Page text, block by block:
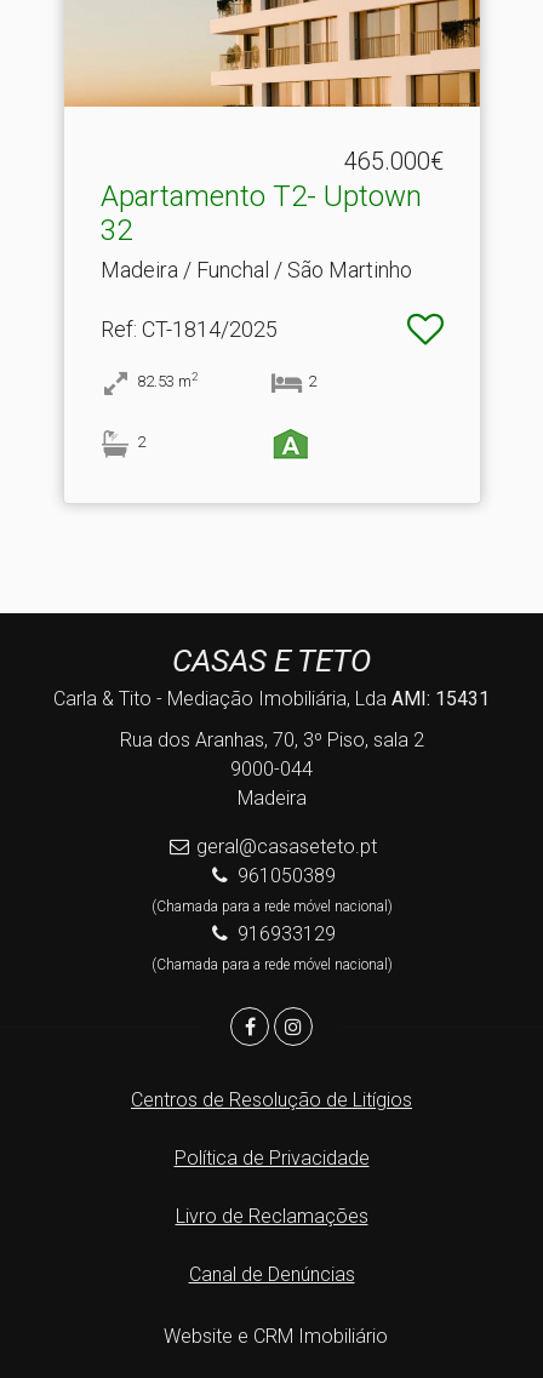
465.000€
Apartamento T2- Uptown
32
Madeira / Funchal / São Martinho
Ref: CT-1814/2025
82.53 m2 2
2
CASAS E TETO
Carla & Tito - Mediação Imobiliária, Lda AMI: 15431
Rua dos Aranhas, 70, 3º Piso, sala 2
9000-044
Madeira
geral@casaseteto.pt
961050389
(Chamada para a rede móvel nacional)
916933129
(Chamada para a rede móvel nacional)
Centros de Resolução de Litígios
Política de Privacidade
Livro de Reclamações
Canal de Denúncias
Website e CRM Imobiliário